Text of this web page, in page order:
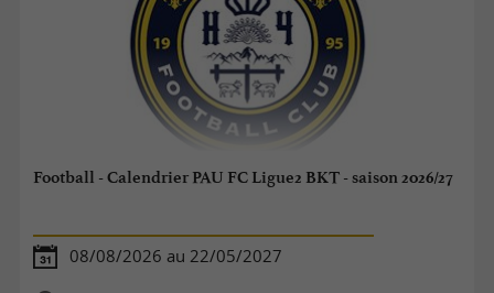
Football - Calendrier PAU FC Ligue2 BKT - saison 2026/27
08/08/2026 au 22/05/2027